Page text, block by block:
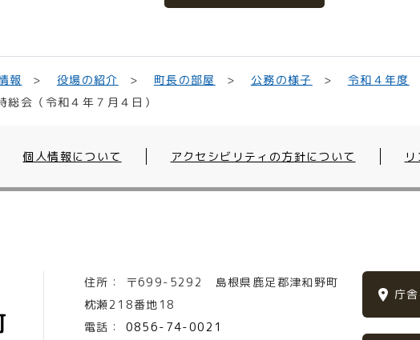
報 役場の紹介 町長の部屋 公務の様子 令和４年度
会（令和４年７月４日）
個人情報について アクセシビリティの方針について
住所： 〒699-5292 島根県鹿足郡津和野町
枕瀬218番地18
電話：
0856-74-0021
庁